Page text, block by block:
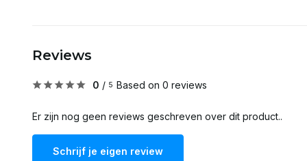
Reviews
0 / 5 Based on 0 reviews
Er zijn nog geen reviews geschreven over dit product..
Schrijf je eigen review